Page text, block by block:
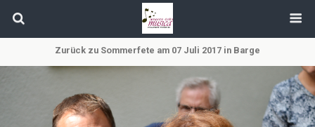
Zurück zu Sommerfete am 07 Juli 2017 in Barge